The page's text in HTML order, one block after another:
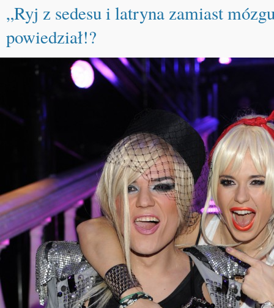
„Ryj z sedesu i latryna zamiast
powiedział!?